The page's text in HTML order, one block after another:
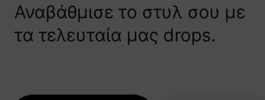
Αναβάθμισε το στυλ σου με
τα τελευταία μας drops.